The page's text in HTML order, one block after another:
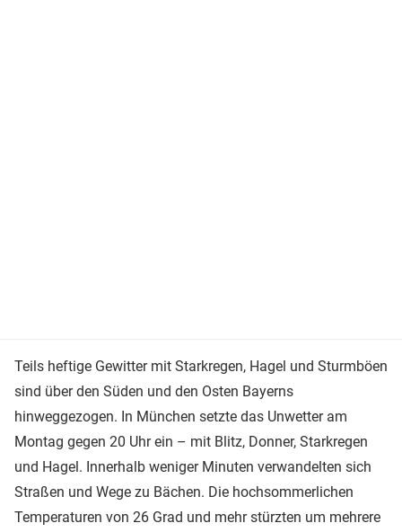
Teils heftige Gewitter mit Starkregen, Hagel und Sturmböen
sind über den Süden und den Osten Bayerns
hinweggezogen. In München setzte das Unwetter am
Montag gegen 20 Uhr ein – mit Blitz, Donner, Starkregen
und Hagel. Innerhalb weniger Minuten verwandelten sich
Straßen und Wege zu Bächen. Die hochsommerlichen
Temperaturen von 26 Grad und mehr stürzten um mehrere